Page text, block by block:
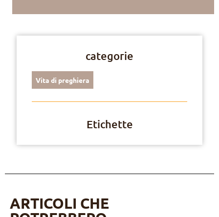
categorie
Vita di preghiera
Etichette
ARTICOLI CHE